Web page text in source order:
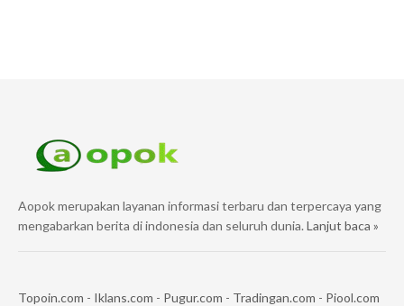
Aopok merupakan layanan informasi terbaru dan terpercaya yang
mengabarkan berita di indonesia dan seluruh dunia. Lanjut baca »
Topoin.com - Iklans.com - Pugur.com - Tradingan.com - Piool.com